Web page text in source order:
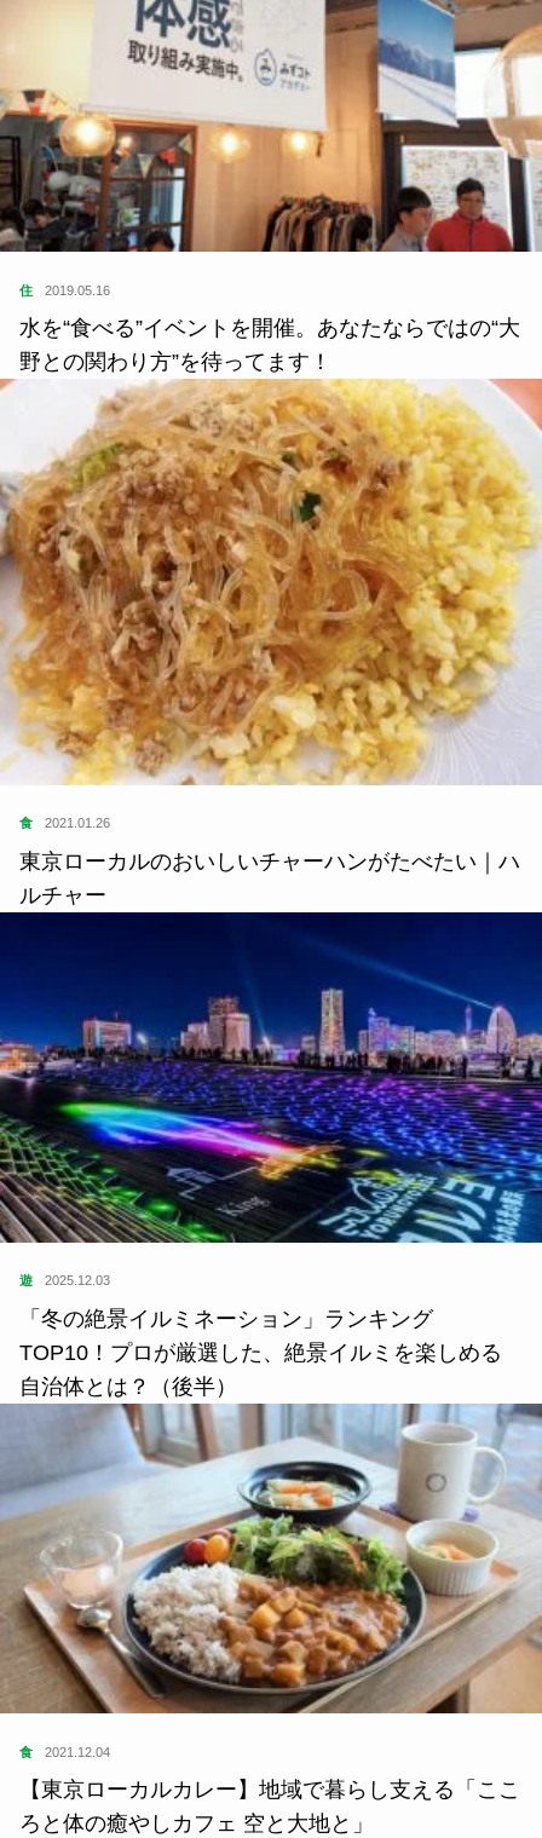
住 2019.05.16
水を“食べる”イベントを開催。あなたならではの“大
野との関わり方”を待ってます！
食 2021.01.26
東京ローカルのおいしいチャーハンがたべたい｜ハ
ルチャー
遊 2025.12.03
「冬の絶景イルミネーション」ランキング
TOP10！プロが厳選した、絶景イルミを楽しめる
自治体とは？（後半）
食 2021.12.04
【東京ローカルカレー】地域で暮らし支える「ここ
ろと体の癒やしカフェ 空と大地と」